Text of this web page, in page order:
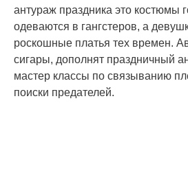
антураж праздника это костюмы
одеваются в гангстеров, а
роскошные платья тех времен.
сигары, дополнят праздничный
мастер классы по связыванию
поиски предателей.